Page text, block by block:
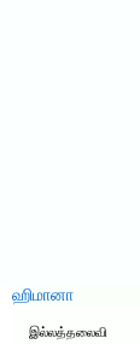
ஹிமானா
இல்லத்தலைவி